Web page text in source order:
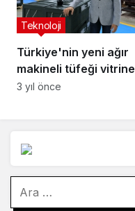
Türkiye'nin yeni ağır
makineli tüfeği vitrine
çıkıyor
Teknoloji
3 yıl önce